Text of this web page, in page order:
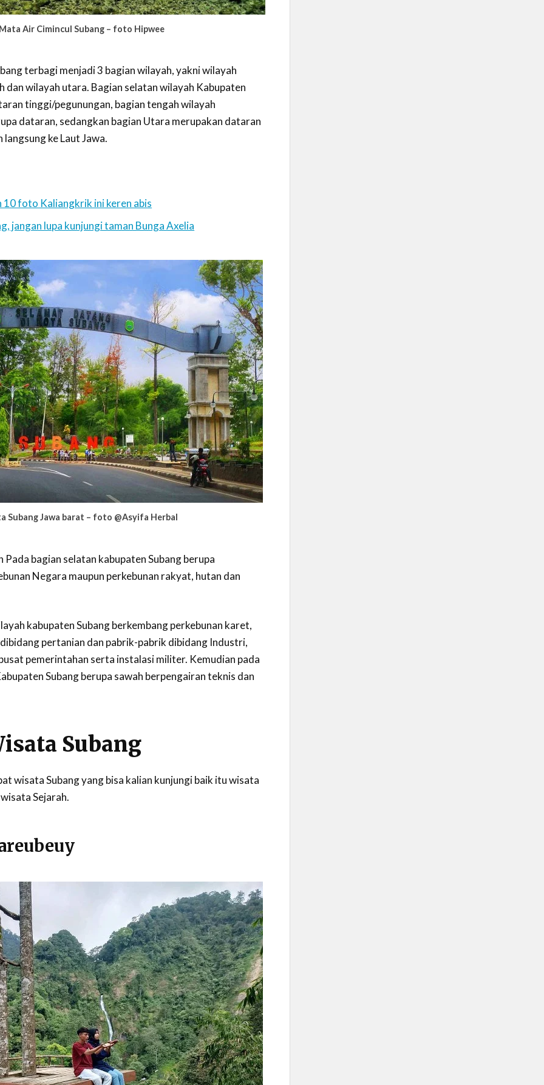
Air Cimincul Subang – foto Hipwee
terbagi menjadi 3 bagian wilayah, yakni wilayah
dan wilayah utara. Bagian selatan wilayah Kabupaten
tinggi/pegunungan, bagian tengah wilayah
dataran, sedangkan bagian Utara merupakan dataran
ke Laut Jawa.
10 foto Kaliangkrik ini keren abis
jangan lupa kunjungi taman Bunga Axelia
Subang Jawa barat – foto @Asyifa Herbal
Pada bagian selatan kabupaten Subang berupa
Negara maupun perkebunan rakyat, hutan dan
kabupaten Subang berkembang perkebunan karet,
pertanian dan pabrik-pabrik dibidang Industri,
pemerintahan serta instalasi militer. Kemudian pada
Subang berupa sawah berpengairan teknis dan
Subang
wisata Subang yang bisa kalian kunjungi baik itu wisata
Sejarah.